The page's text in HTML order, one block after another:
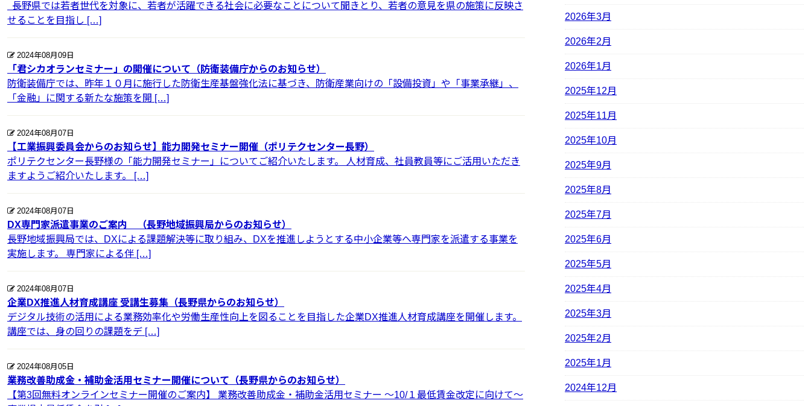
長野県では若者世代を対象に、若者が活躍できる社会に必要なことについて聞きとり、若者の意見を県の施策に反映さ
せることを目指し […]
2024年08月09日
「君シカオランセミナー」の開催について（防衛装備庁からのお知らせ）
防衛装備庁では、昨年１０月に施行した防衛生産基盤強化法に基づき、防衛産業向けの「設備投資」や「事業承継」、
「金融」に関する新たな施策を開 […]
2024年08月07日
【工業振興委員会からのお知らせ】能力開発セミナー開催（ポリテクセンター長野）
ポリテクセンター長野様の「能力開発セミナー」についてご紹介いたします。 人材育成、社員教員等にご活用いただき
ますようご紹介いたします。 […]
2024年08月07日
DX専門家派遣事業のご案内 （長野地域振興局からのお知らせ）
長野地域振興局では、DXによる課題解決等に取り組み、DXを推進しようとする中小企業等へ専門家を派遣する事業を
実施します。 専門家による伴 […]
2024年08月07日
企業DX推進人材育成講座 受講生募集（長野県からのお知らせ）
デジタル技術の活用による業務効率化や労働生産性向上を図ることを目指した企業DX推進人材育成講座を開催します。
講座では、身の回りの課題をデ […]
2024年08月05日
業務改善助成金・補助金活用セミナー開催について（長野県からのお知らせ）
【第3回無料オンラインセミナー開催のご案内】 業務改善助成金・補助金活用セミナー ～10/１最低賃金改定に向けて～
2026年3月
2026年2月
2026年1月
2025年12月
2025年11月
2025年10月
2025年9月
2025年8月
2025年7月
2025年6月
2025年5月
2025年4月
2025年3月
2025年2月
2025年1月
2024年12月